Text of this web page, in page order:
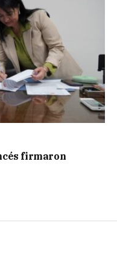
firmaron